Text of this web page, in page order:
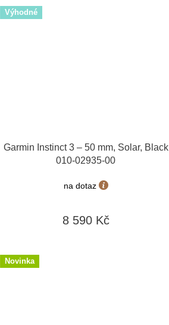
Výhodné
Garmin Instinct 3 – 50 mm, Solar, Black
010-02935-00
na dotaz
8 590 Kč
Novinka